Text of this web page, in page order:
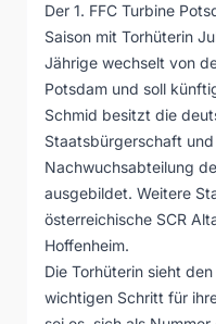
Der 1. FFC Turbine
Saison mit Torhüterin
Jährige wechselt von
Potsdam und soll
Schmid besitzt die
Staatsbürgerschaft
Nachwuchsabteilung
ausgebildet. Weitere
österreichische SCR
Hoffenheim.
Die Torhüterin sieht
wichtigen Schritt für